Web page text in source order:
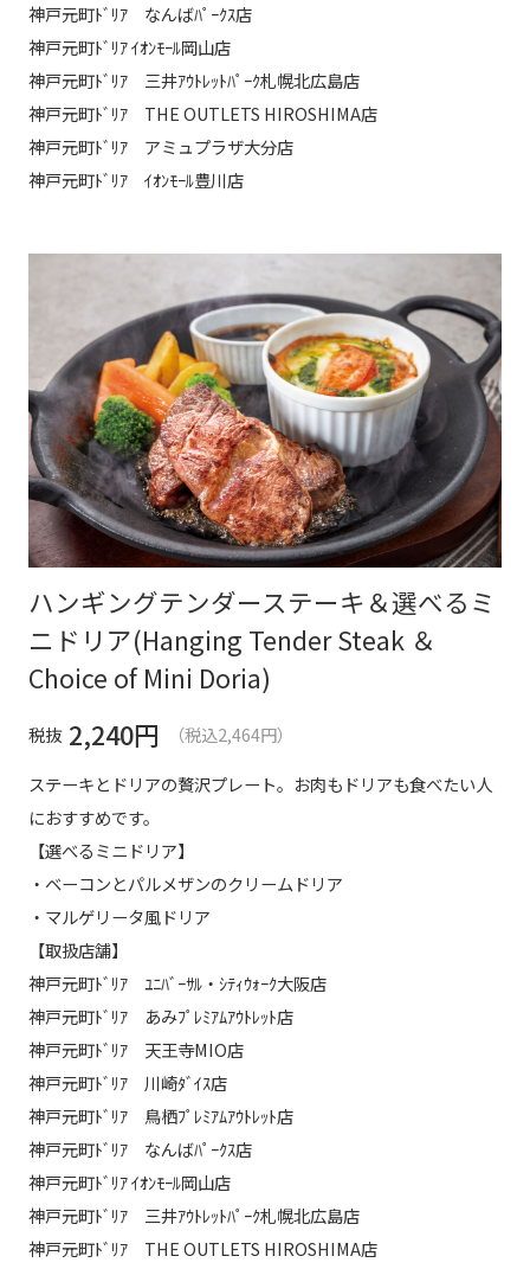
神戸元町ﾄﾞﾘｱ なんばﾊﾟｰｸｽ店
神戸元町ﾄﾞﾘｱ ｲｵﾝﾓｰﾙ岡山店
神戸元町ﾄﾞﾘｱ 三井ｱｳﾄﾚｯﾄﾊﾟｰｸ札幌北広島店
神戸元町ﾄﾞﾘｱ THE OUTLETS HIROSHIMA店
神戸元町ﾄﾞﾘｱ アミュプラザ大分店
神戸元町ﾄﾞﾘｱ ｲｵﾝﾓｰﾙ豊川店
ハンギングテンダーステーキ＆選べるミ
ニドリア(Hanging Tender Steak ＆
Choice of Mini Doria)
税抜 2,240円
（税込2,464円）
ステーキとドリアの贅沢プレート。お肉もドリアも食べたい人
におすすめです。
【選べるミニドリア】
・ベーコンとパルメザンのクリームドリア
・マルゲリータ風ドリア
【取扱店舗】
神戸元町ﾄﾞﾘｱ ﾕﾆﾊﾞｰｻﾙ・ｼﾃｨｳｫｰｸ大阪店
神戸元町ﾄﾞﾘｱ あみﾌﾟﾚﾐｱﾑｱｳﾄﾚｯﾄ店
神戸元町ﾄﾞﾘｱ 天王寺MIO店
神戸元町ﾄﾞﾘｱ 川崎ﾀﾞｲｽ店
神戸元町ﾄﾞﾘｱ 鳥栖ﾌﾟﾚﾐｱﾑｱｳﾄﾚｯﾄ店
神戸元町ﾄﾞﾘｱ なんばﾊﾟｰｸｽ店
神戸元町ﾄﾞﾘｱ ｲｵﾝﾓｰﾙ岡山店
神戸元町ﾄﾞﾘｱ 三井ｱｳﾄﾚｯﾄﾊﾟｰｸ札幌北広島店
神戸元町ﾄﾞﾘｱ THE OUTLETS HIROSHIMA店